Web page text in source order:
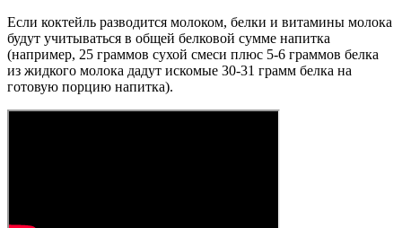
Если коктейль разводится молоком, белки и витамины молока
будут учитываться в общей белковой сумме напитка
(например, 25 граммов сухой смеси плюс 5-6 граммов белка
из жидкого молока дадут искомые 30-31 грамм белка на
готовую порцию напитка).